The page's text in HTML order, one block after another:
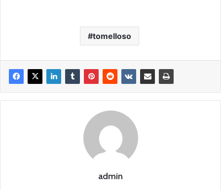
tomelloso
admin